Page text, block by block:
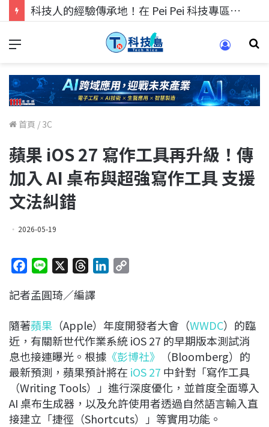
科技人的經驗傳承地！在 Pei Pei 科技專區，與學弟妹交流最硬核的技術
首頁 / 3C
蘋果 iOS 27 寫作工具再升級！傳
加入 AI 桌布與超強寫作工具 支援
文法糾錯
2026-05-19
c
b
o
o
k
n
r
a
d
s
e
d
n
L
i
n
k
記者孟圓琦／編譯
隨著蘋果 （Apple）年度開發者大會（WWDC）的臨
近，有關新世代作業系統 iOS 27 的早期版本測試消
息也接連曝光。根據 《彭博社》
（Bloomberg）的
最新預測，蘋果預計將在 iOS 27 中針對「寫作工具
（Writing Tools）」進行深度優化，並首度全面導入
AI 桌布生成器，以及允許使用者透過自然語言輸入直
接建立「捷徑（Shortcuts）」等實用功能。